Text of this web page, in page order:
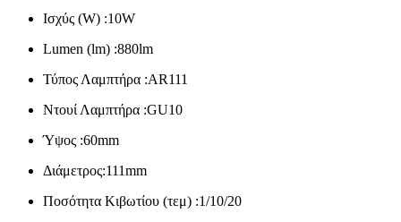
Ισχύς (W) :10W
Lumen (lm) :880lm
Τύπος Λαμπτήρα :ΑR111
Ντουί Λαμπτήρα :GU10
Ύψος :60mm
Διάμετρος:111mm
Ποσότητα Κιβωτίου (τεμ) :1/10/20